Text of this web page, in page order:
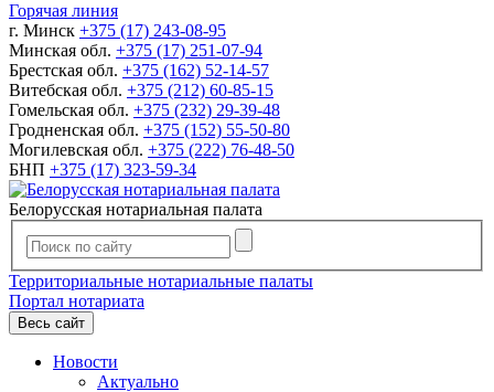
Горячая линия
г. Минск +375 (17) 243-08-95
Минская обл. +375 (17) 251-07-94
Брестская обл. +375 (162) 52-14-57
Витебская обл. +375 (212) 60-85-15
Гомельская обл. +375 (232) 29-39-48
Гродненская обл. +375 (152) 55-50-80
Могилевская обл. +375 (222) 76-48-50
БНП +375 (17) 323-59-34
Белорусская нотариальная палата
Территориальные нотариальные палаты
Портал нотариата
Весь сайт
Новости
Актуально